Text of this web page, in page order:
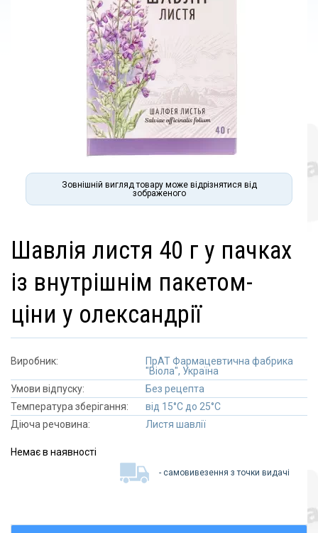
Зовнішній вигляд товару може відрізнятися від
зображеного
шавлія листя 40 г у пачках
із внутрішнім пакетом-
ціни у олександрії
Виробник:
ПрАТ Фармацевтична фабрика
"Віола", Україна
Умови відпуску:
Без рецепта
Температура зберігання:
від 15°C до 25°C
Діюча речовина:
Листя шавлії
Немає в наявності
- самовивезення з точки видачі